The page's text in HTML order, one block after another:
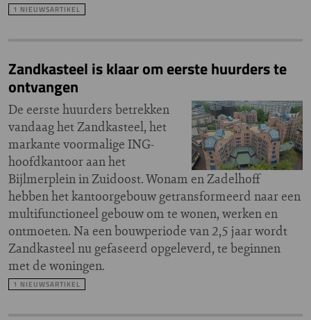
1 NIEUWSARTIKEL
Zandkasteel is klaar om eerste huurders te
ontvangen
De eerste huurders betrekken
vandaag het Zandkasteel, het
markante voormalige ING-
hoofdkantoor aan het
Bijlmerplein in Zuidoost. Wonam en Zadelhoff
hebben het kantoorgebouw getransformeerd naar een
multifunctioneel gebouw om te wonen, werken en
ontmoeten. Na een bouwperiode van 2,5 jaar wordt
Zandkasteel nu gefaseerd opgeleverd, te beginnen
met de woningen.
1 NIEUWSARTIKEL